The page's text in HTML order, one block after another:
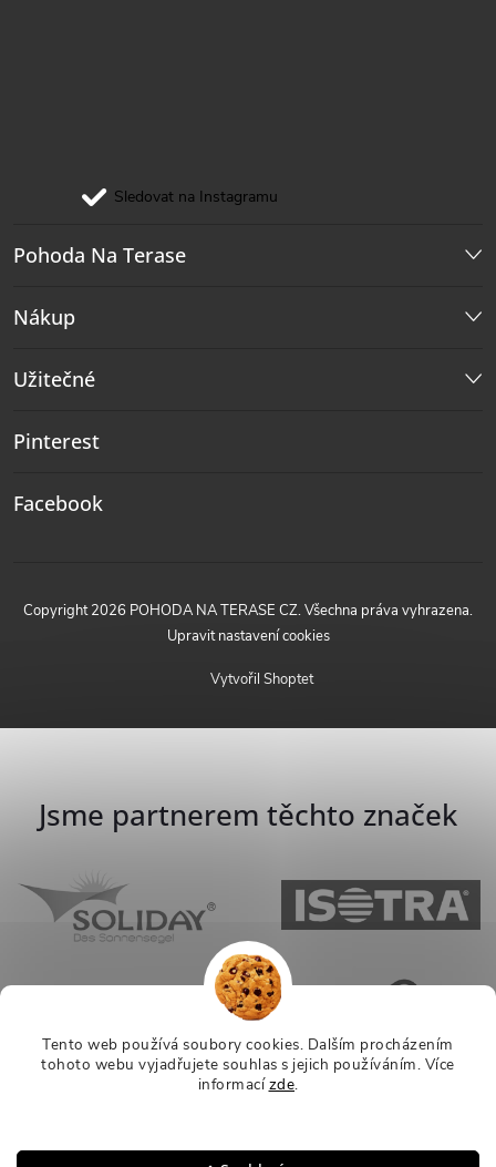
Tento web používá soubory cookies. Dalším procházením
tohoto webu vyjadřujete souhlas s jejich používáním. Více
informacízde.
Sledovat na Instagramu
Pohoda Na Terase
Nákup
Užitečné
Pinterest
Facebook
Vytvořil Shoptet
Copyright 2026 POHODA NA TERASE CZ. Všechna práva vyhrazena.
Upravit nastavení cookies
Jsme partnerem těchto značek